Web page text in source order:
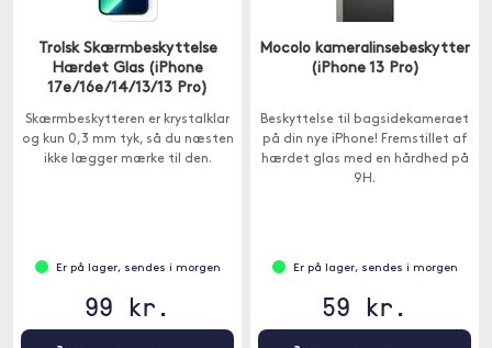
Trolsk Skærmbeskyttelse
Hærdet Glas (iPhone
17e/16e/14/13/13 Pro)
Skærmbeskytteren er krystalklar
og kun 0,3 mm tyk, så du næsten
ikke lægger mærke til den.
Er på lager, sendes i morgen
99 kr.
Mocolo kameralinsebeskytter
(iPhone 13 Pro)
Beskyttelse til bagsidekameraet
på din nye iPhone! Fremstillet af
hærdet glas med en hårdhed på
9H.
Er på lager, sendes i morgen
59 kr.